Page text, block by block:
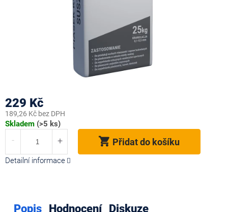
229 Kč
189,26 Kč bez DPH
Měrná
Skladem (>5 ks)
Přidat do košíku
Detailní informace
Popis Hodnocení Diskuze